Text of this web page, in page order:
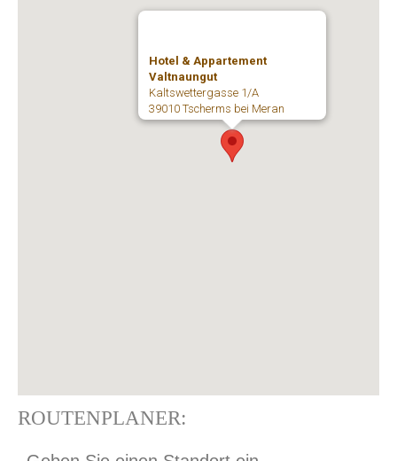
Hotel & Appartement
Valtnaungut
Kaltswettergasse 1/A
39010 Tscherms bei Meran
Italien
ROUTENPLANER: